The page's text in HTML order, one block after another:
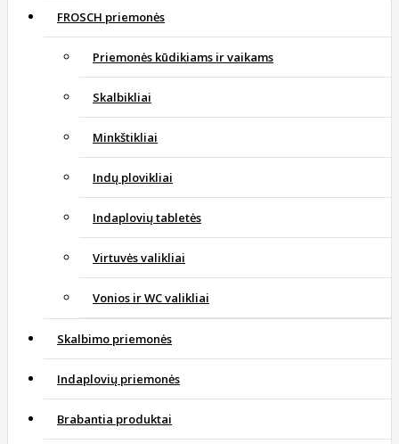
FROSCH priemonės
Priemonės kūdikiams ir vaikams
Skalbikliai
Minkštikliai
Indų plovikliai
Indaplovių tabletės
Virtuvės valikliai
Vonios ir WC valikliai
Skalbimo priemonės
Indaplovių priemonės
Brabantia produktai